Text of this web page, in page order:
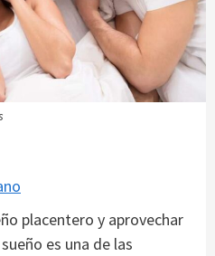
placentero y aprovechar
es una de las